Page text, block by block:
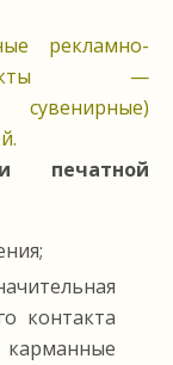
рекламно-
—
сувенирные)
печатной
контакта